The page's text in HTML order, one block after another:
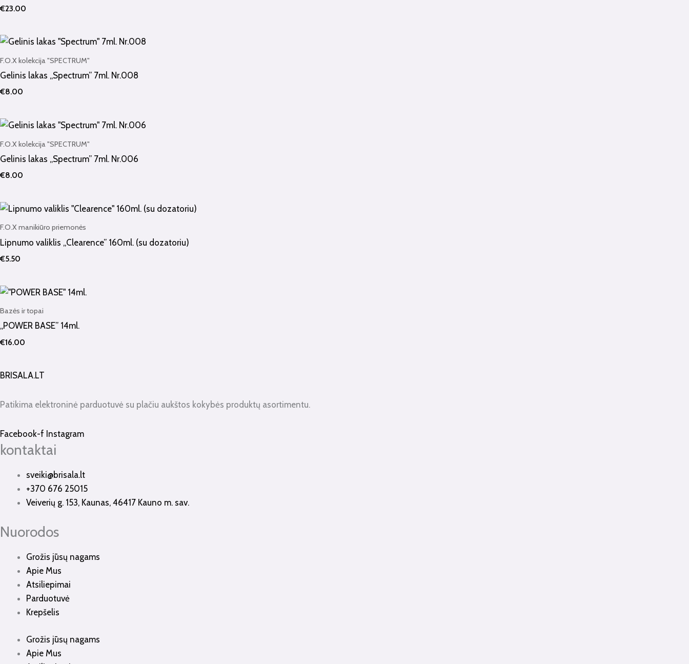
€23.00
F.O.X kolekcija "SPECTRUM"
Gelinis lakas „Spectrum” 7ml. Nr.008
€8.00
F.O.X kolekcija "SPECTRUM"
Gelinis lakas „Spectrum” 7ml. Nr.006
€8.00
F.O.X manikiūro priemonės
Lipnumo valiklis „Clearence” 160ml. (su dozatoriu)
€5.50
Bazės ir topai
„POWER BASE” 14ml.
€16.00
BRISALA.LT
Patikima elektroninė parduotuvė su plačiu aukštos kokybės produktų asortimentu.
Facebook-f Instagram
kontaktai
sveiki@brisala.lt
+370 676 25015
Veiverių g. 153, Kaunas, 46417 Kauno m. sav.
Nuorodos
Grožis jūsų nagams
Apie Mus
Atsiliepimai
Parduotuvė
Krepšelis
Grožis jūsų nagams
Apie Mus